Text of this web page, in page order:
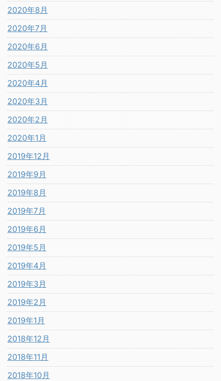
2020年8月
2020年7月
2020年6月
2020年5月
2020年4月
2020年3月
2020年2月
2020年1月
2019年12月
2019年9月
2019年8月
2019年7月
2019年6月
2019年5月
2019年4月
2019年3月
2019年2月
2019年1月
2018年12月
2018年11月
2018年10月